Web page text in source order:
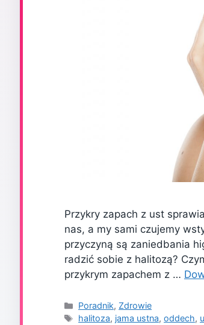
Przykry zapach z ust
nas, a my sami czujemy
przyczyną są zaniedbania
radzić sobie z halitozą?
przykrym zapachem z …
Kategorie
Poradnik, Zdrowie
Tagi
halitoza, jama ustna,oddech,